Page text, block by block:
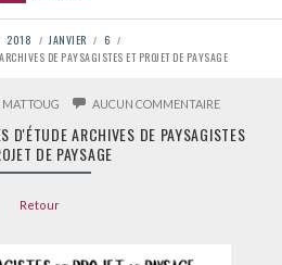
2018 JANVIER
6
DE PAYSAGISTES ET PROJET DE PAYSAGE
MATTOUG AUCUN COMMENTAIRESUR
DES
D'ÉTUDE ARCHIVES DE PAYSAGISTES
DE PAYSAGE
Retour